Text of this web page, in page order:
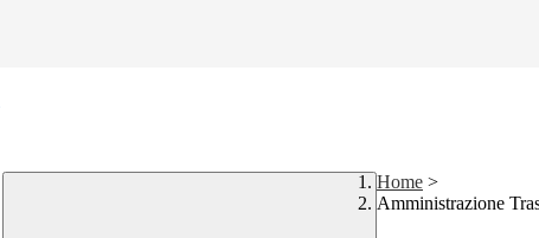
Home >
Amministrazione